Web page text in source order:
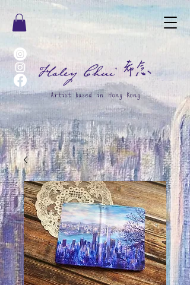
Artist based in Hong Kong
Haley Chui 希念